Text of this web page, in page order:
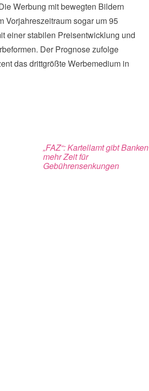
Werbung mit bewegten Bildern
Vorjahreszeitraum sogar um 95
einer stabilen Preisentwicklung und
Der Prognose zufolge
das drittgrößte Werbemedium in
„FAZ“: Kartellamt gibt Banken
mehr Zeit für
Gebührensenkungen